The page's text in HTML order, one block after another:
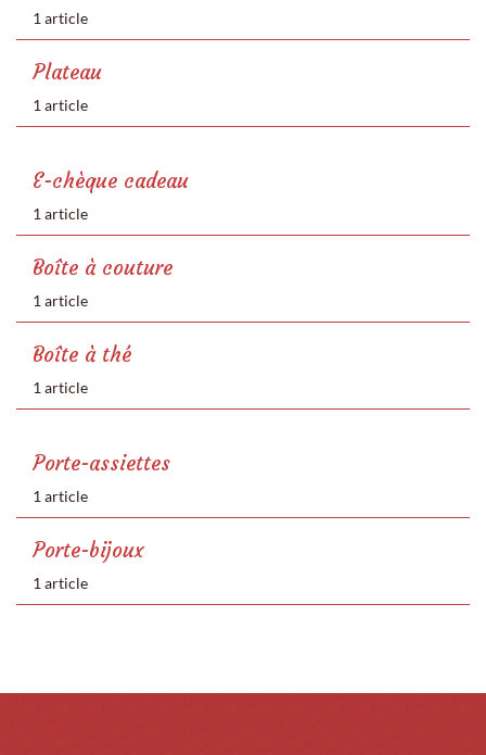
1 article
Plateau
1 article
E-chèque cadeau
1 article
Boîte à couture
1 article
Boîte à thé
1 article
Porte-assiettes
1 article
Porte-bijoux
1 article